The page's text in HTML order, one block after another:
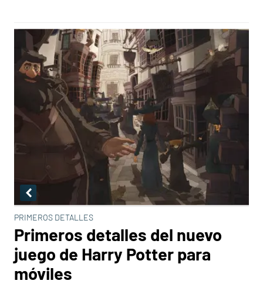
PRIMEROS DETALLES
Primeros detalles del nuevo
juego de Harry Potter para
móviles